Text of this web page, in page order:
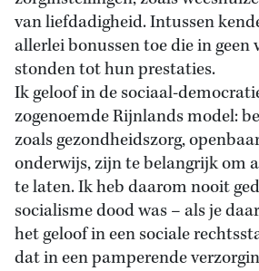
van liefdadigheid. Intussen
allerlei bonussen toe die in geen
stonden tot hun prestaties.
Ik geloof in de sociaal-
zogenoemde Rijnlands model:
zoals gezondheidszorg,
onderwijs, zijn te belangrijk om
te laten. Ik heb daarom nooit
socialisme dood was – als je
het geloof in een sociale
dat in een pamperende